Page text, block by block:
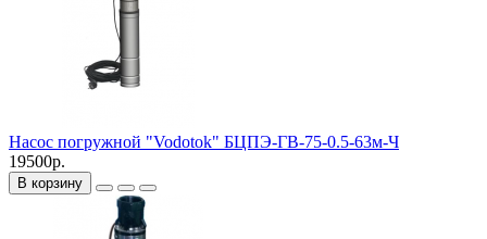
Насос погружной "Vodotok" БЦПЭ-ГВ-75-0.5-63м-Ч
19500р.
В корзину